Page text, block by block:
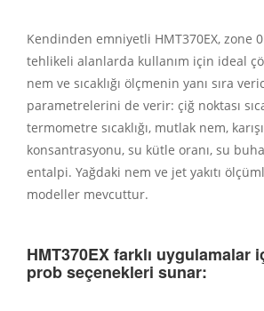
Kendinden emniyetli HMT370EX, zone
tehlikeli alanlarda kullanım için ideal
nem ve sıcaklığı ölçmenin yanı sıra
parametrelerini de verir: çiğ noktası
termometre sıcaklığı, mutlak nem,
konsantrasyonu, su kütle oranı, su
entalpi. Yağdaki nem ve jet yakıtı
modeller mevcuttur.
HMT370EX farklı uygulamalar
prob seçenekleri sunar: